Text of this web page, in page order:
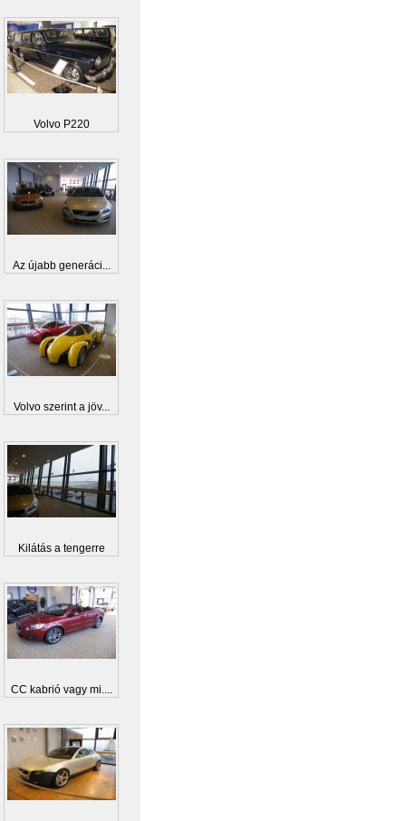
Volvo P220
Az újabb generáci...
Volvo szerint a jöv...
Kilátás a tengerre
CC kabrió vagy mi....